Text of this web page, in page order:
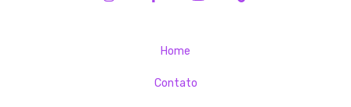
Home
Contato